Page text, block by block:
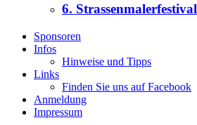
6. Strassenmalerfestival
Sponsoren
Infos
Hinweise und Tipps
Links
Finden Sie uns auf Facebook
Anmeldung
Impressum